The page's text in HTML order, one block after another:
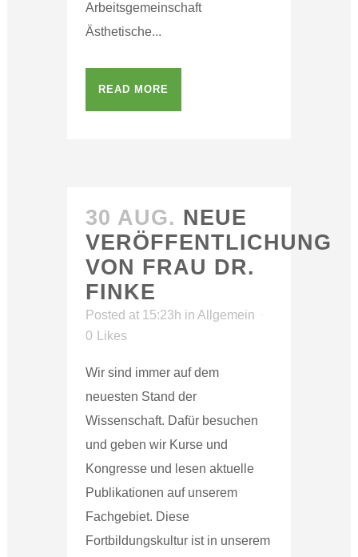
Arbeitsgemeinschaft
Ästhetische...
READ MORE
30 AUG. NEUE
VERÖFFENTLICHUNG
VON FRAU DR.
FINKE
Posted at 15:23h in Allgemein
0
Likes
Wir sind immer auf dem
neuesten Stand der
Wissenschaft. Dafür besuchen
und geben wir Kurse und
Kongresse und lesen aktuelle
Publikationen auf unserem
Fachgebiet. Diese
Fortbildungskultur ist in unserem